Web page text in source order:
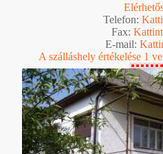
Telefon:
Fax:
E-mail:
A szálláshely értékelése 1